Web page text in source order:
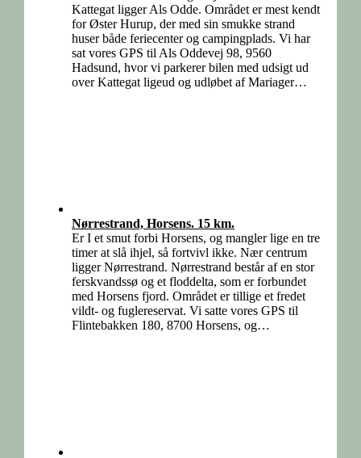
Kattegat ligger Als Odde. Området er mest kendt
for Øster Hurup, der med sin smukke strand
huser både feriecenter og campingplads. Vi har
sat vores GPS til Als Oddevej 98, 9560
Hadsund, hvor vi parkerer bilen med udsigt ud
over Kattegat ligeud og udløbet af Mariager…
Nørrestrand, Horsens. 15 km.
Er I et smut forbi Horsens, og mangler lige en tre
timer at slå ihjel, så fortvivl ikke. Nær centrum
ligger Nørrestrand. Nørrestrand består af en stor
ferskvandssø og et floddelta, som er forbundet
med Horsens fjord. Området er tillige et fredet
vildt- og fuglereservat. Vi satte vores GPS til
Flintebakken 180, 8700 Horsens, og…